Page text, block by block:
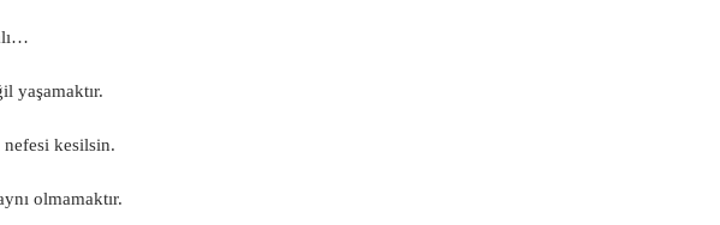
yaşamaktır.
kesilsin.
olmamaktır.